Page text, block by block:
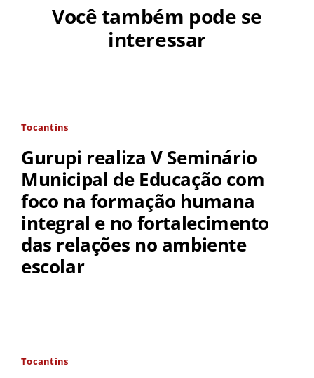
Você também pode se
interessar
Tocantins
Gurupi realiza V Seminário
Municipal de Educação com
foco na formação humana
integral e no fortalecimento
das relações no ambiente
escolar
Tocantins